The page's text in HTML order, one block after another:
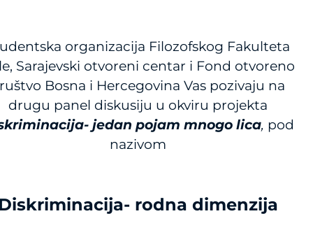
organizacija Filozofskog Fakulteta
Sarajevski otvoreni centar i Fond otvoreno
Bosna i Hercegovina Vas pozivaju na
drugu panel diskusiju u okviru projekta
jedan pojam mnogo lica, pod
nazivom
rodna dimenzija